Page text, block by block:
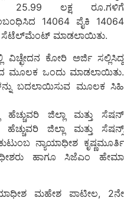
25.99 ಲಕ್ಷ ರೂ.ಗಳಿಗೆ
14064 ಪೈಕಿ 14064
ಸೆಟೆಲ್‍ಮೆಂಟ್ ಮಾಡಲಾಯಿತು.
ವಿಚ್ಛೇದನ ಕೋರಿ ಅರ್ಜಿ ಸಲ್ಲಿಸಿದ್ದ
ಮೂಲಕ ಒಂದು ಮಾಡಲಾಯಿತು.
ಬದಲಾಯಿಸುವ ಮೂಲಕ ಸಿಹಿ
ಜಿಲ್ಲಾ ಮತ್ತು ಸೆಷನ್
ಜಿಲ್ಲಾ ಮತ್ತು ಸೆಷನ್ಸ್
ನ್ಯಾಯಾಧೀಶ ಕೃಷ್ಣಮೂರ್ತಿ
ಹಾಗೂ ಸಿಜೆಎಂ ಹೇಮಾ
ಮಹೇಶ ಪಾಟೀಲ, 2ನೇ